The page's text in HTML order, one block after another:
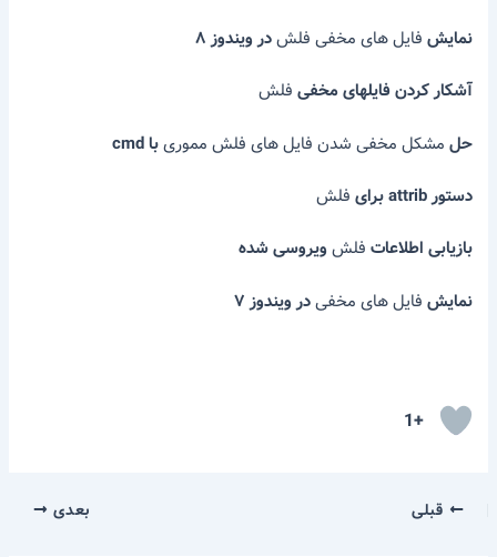
نمایش فایل های مخفی فلشدر ویندوز ۸
آشکار کردن فایلهای مخفی فلش
حل مشکل مخفی شدن فایل های فلش مموریبا cmd
دستور attrib برای فلش
بازیابی اطلاعات فلشویروسی شده
نمایش فایل های مخفیدر ویندوز ۷
+1
قبلی بعدی